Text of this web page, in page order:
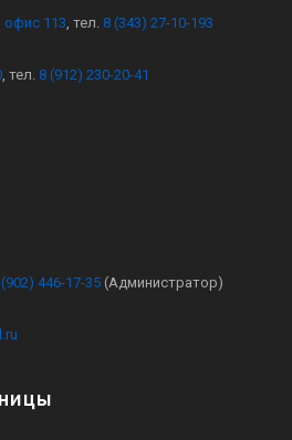
офис 113 , тел. 8 (343) 27-10-193
, тел. 8 (912) 230-20-41
446-17-35 (Администратор)